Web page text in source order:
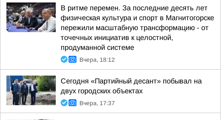
В ритме перемен. За последние десять лет
физическая культура и спорт в Магнитогорске
пережили масштабную трансформацию - от
точечных инициатив к целостной,
продуманной системе
Вчера, 18:12
Сегодня «Партийный десант» побывал на
двух городских объектах
Вчера, 17:37